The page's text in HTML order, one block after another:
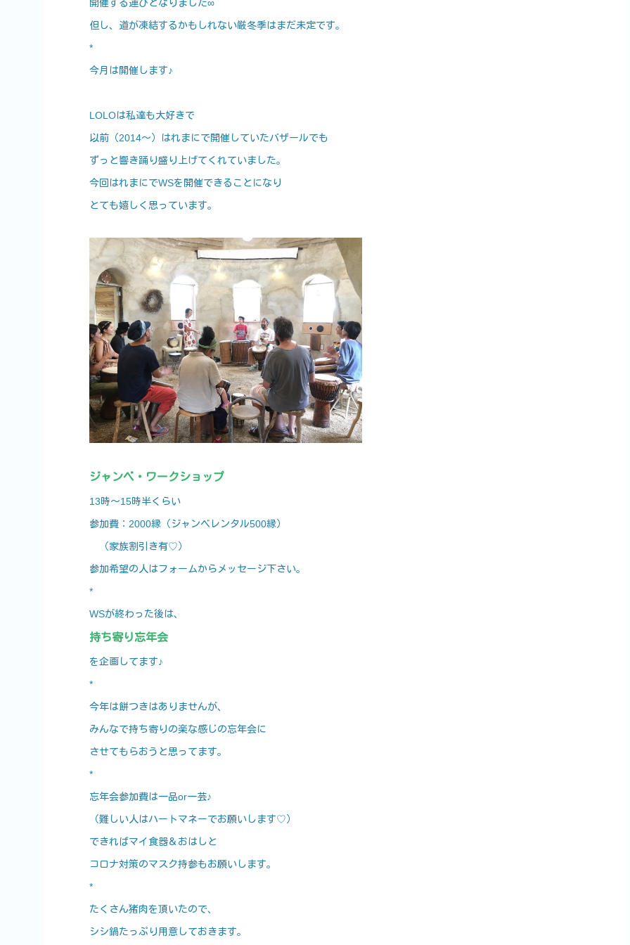
開催する運びとなりました∞
但し、道が凍結するかもしれない厳冬季はまだ未定です。
*
今月は開催します♪
LOLOは私達も大好きで
以前（2014～）はれまにで開催していたバザールでも
ずっと響き踊り盛り上げてくれていました。
今回はれまにでWSを開催できることになり
とても嬉しく思っています。
ジャンベ・ワークショップ
13時～15時半くらい
参加費：2000縁（ジャンベレンタル500縁）
（家族割引き有♡）
参加希望の人はフォームからメッセージ下さい。
*
WSが終わった後は、
持ち寄り忘年会
を企画してます♪
*
今年は餅つきはありませんが、
みんなで持ち寄りの楽な感じの忘年会に
させてもらおうと思ってます。
*
忘年会参加費は一品or一芸♪
（難しい人はハートマネーでお願いします♡）
できればマイ食器＆おはしと
コロナ対策のマスク持参もお願いします。
*
たくさん猪肉を頂いたので、
シシ鍋たっぷり用意しておきます。